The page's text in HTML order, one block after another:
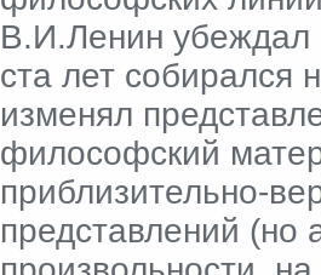
В.И.Ленин убеждал
ста лет собирался
изменял
философский
приблизительно-
представлений (но